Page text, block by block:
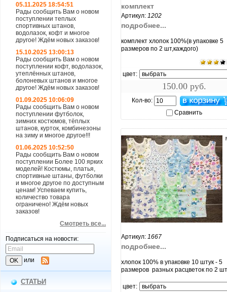
05.11.2025 18:54:51
Рады сообщить Вам о новом
поступлении теплых
спортивных штанов,
водолазок, кофт и многое
другое! Ждём новых заказов!
15.10.2025 13:00:13
Рады сообщить Вам о новом
поступлении кофт, водолазок,
утеплённых штанов,
болоневых штанов и многое
другое! Ждём новых заказов!
01.09.2025 10:06:09
Рады сообщить Вам о новом
поступлении футболок,
зимних костюмов, тёплых
штанов, курток, комбинезоны
на зиму и многое другое!!!
01.06.2025 10:52:50
Рады сообщить Вам о новом
поступлении Более 100 ярких
моделей! Костюмы, платья,
спортивные штаны, футболки
и многое другое по доступным
ценам! Успеваем купить,
количество товара
ограничено! Ждём новых
заказов!
Смотреть все...
Подписаться на новости:
или
СТАТЬИ
комплект
Артикул: 1202
подробнее...
комплект хлопок 100%(в упаковке 5
размеров по 2 шт,каждого)
цвет:
150.00 руб.
Кол-во:
Сравнить
Артикул: 1667
подробнее...
хлопок 100% в упаковке 10 штук - 5
размеров разных расцветок по 2
цвет: